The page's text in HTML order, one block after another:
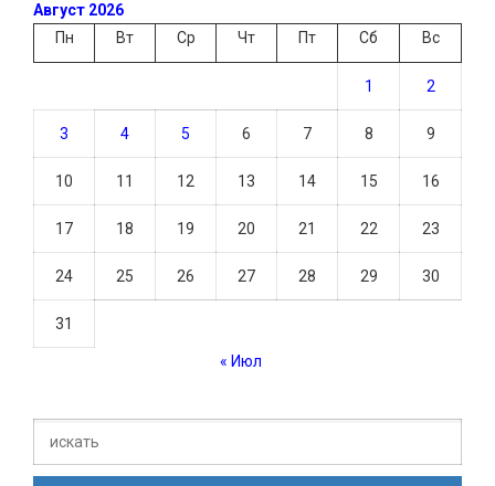
Август 2026
Пн
Вт Ср Чт Пт Сб Вс
1 2
3 4 5 6 7 8 9
10 11 12 13 14 15 16
17 18 19 20 21 22 23
24 25 26 27 28 29 30
31
« Июл